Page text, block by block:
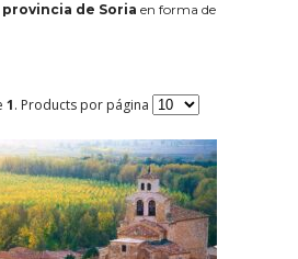
de Soria en forma de
1. Products por página